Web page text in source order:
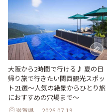
大阪から2時間で行ける♪ 夏の日
帰り旅で行きたい関西観光スポッ
ト21選～人気の絶景からひとり旅
におすすめの穴場まで～
滋賀県 2026.07.19